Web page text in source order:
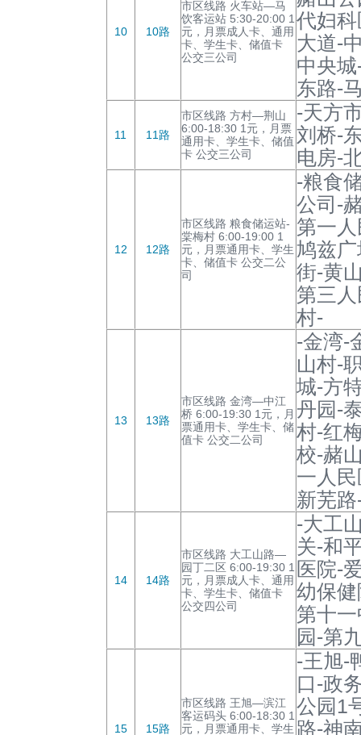
10 10路
市区线路 火车站—马
饮客运站 5:30-20:00 1
元，月票成人卡、通用
卡、学生卡、储值卡
公交三公司
代妇
大道-
中央
东路-
11 11路
市区线路 方村—荆山
6:00-18:30 1元，月票
通用卡、学生卡、储值
卡 公交三公司
-天方
刘桥-
电房-
12 12路
市区线路 粮食储运站-
棠梅村 6:00-19:00 1
元，月票通用卡、学生
卡、储值卡 公交二公
司
-粮食
公司-
第一
鸠兹
街-黄
第三
村-
13 13路
市区线路 金湾—中江
桥 6:00-19:30 1元，月
票通用卡、学生卡、储
值卡 公交二公司
-金湾-
山村-
城-方
丹园-
村-红
校-赭
一人
新芜
14 14路
市区线路 大工山路—
园丁二区 6:00-19:30 1
元，月票成人卡、通用
卡、学生卡、储值卡
公交四公司
-大工
关-和
医院-
幼保
第十
园-第
15 15路
市区线路 王旭—滨江
客运码头 6:00-18:30 1
元，月票通用卡、学生
-王旭-
口-政
公园1
路-神